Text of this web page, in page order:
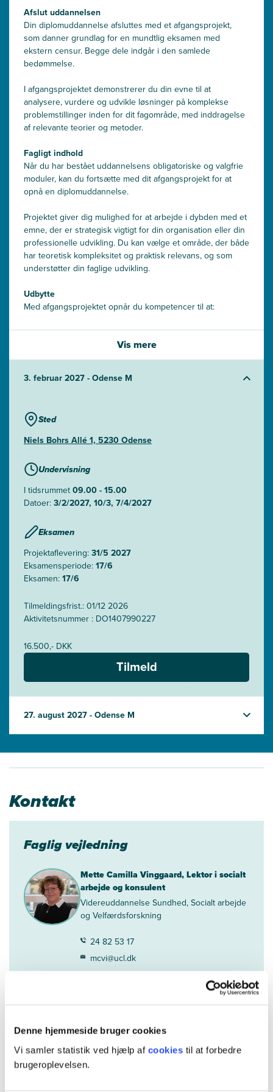
Denne hjemmeside bruger cookies
Vi samler statistik ved hjælp af cookies til at forbedre
brugeroplevelsen.
Afslut uddannelsen
Din diplomuddannelse afsluttes med et afgangsprojekt,
som danner grundlag for en mundtlig eksamen med
ekstern censur. Begge dele indgår i den samlede
bedømmelse.
I afgangsprojektet demonstrerer du din evne til at
analysere, vurdere og udvikle løsninger på komplekse
problemstillinger inden for dit fagområde, med inddragelse
af relevante teorier og metoder.
Fagligt indhold
Når du har bestået uddannelsens obligatoriske og valgfrie
moduler, kan du fortsætte med dit afgangsprojekt for at
opnå en diplomuddannelse.
Projektet giver dig mulighed for at arbejde i dybden med et
emne, der er strategisk vigtigt for din organisation eller din
professionelle udvikling. Du kan vælge et område, der både
har teoretisk kompleksitet og praktisk relevans, og som
understøtter din faglige udvikling.
Udbytte
Med afgangsprojektet opnår du kompetencer til at:
afsæt i forskningsbaseret viden og praksiserfaring.
analytisk grundlag.
inden for dit fagområde.
udviklings- og forandringsopgaver, hvor du kan omsætte
teori til praksis og skabe værdi i komplekse organisatoriske
sammenhænge.
Vis mere
3. februar 2027 - Odense M
Sted
Niels Bohrs Allé 1, 5230 Odense
Undervisning
I tidsrummet 09.00 - 15.00
Datoer: 3/2/2027, 10/3, 7/4/2027
Eksamen
Projektaflevering: 31/5 2027
Eksamensperiode: 17/6
Eksamen: 17/6
Tilmeldingsfrist.: 01/12 2026
Aktivitetsnummer : DO1407990227
16.500,- DKK
Tilmeld
27. august 2027 - Odense M
Kontakt
Faglig vejledning
Mette Camilla Vinggaard, Lektor i socialt
arbejde og konsulent
Videreuddannelse Sundhed, Socialt arbejde
og Velfærdsforskning
24 82 53 17
mcvi@ucl.dk
Semra Jonuz
Studiesekretær